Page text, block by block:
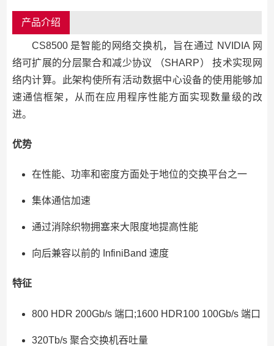
产品介绍
CS8500 是智能的网络交换机，旨在通过 NVIDIA 网
络可扩展的分层聚合和减少协议 （SHARP） 技术实现网
络内计算。此架构使所有活动数据中心设备的使用能够加
速通信框架，从而在应用程序性能方面实现数量级的改
进。
优势
在性能、功率和密度方面处于地位的交换平台之一
集体通信加速
通过消除织物拥塞来大限度地提高性能
向后兼容以前的 InfiniBand 速度
特征
800 HDR 200Gb/s 端口;1600 HDR100 100Gb/s 端口
320Tb/s 聚合交换机吞吐量